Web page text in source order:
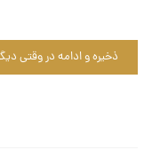
ذخیره و ادامه در وقتی